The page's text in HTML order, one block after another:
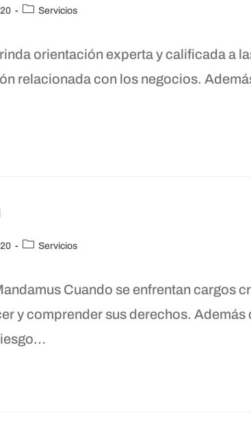
Servicios
orientación experta y calificada a
relacionada con los negocios.
Servicios
Cuando se enfrentan cargos
y comprender sus derechos. Además